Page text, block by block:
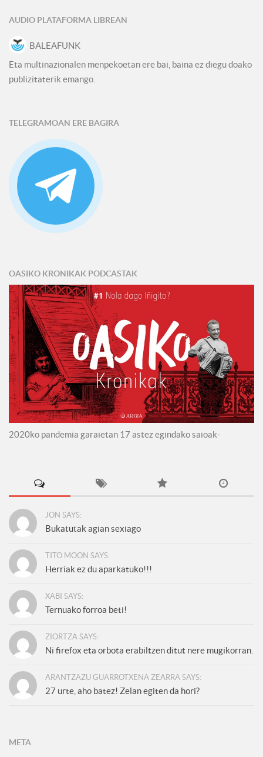
AUDIO PLATAFORMA LIBREAN
BALEAFUNK
Eta multinazionalen menpekoetan ere bai, baina ez diegu doako
publizitaterik emango.
TELEGRAMOAN ERE BAGIRA
OASIKO KRONIKAK PODCASTAK
2020ko pandemia garaietan 17 astez egindako saioak-
JON SAYS:
Bukatutak agian sexiago
TITO MOON SAYS:
Herriak ez du aparkatuko!!!
XABI SAYS:
Ternuako forroa beti!
ZIORTZA SAYS:
Ni firefox eta orbota erabiltzen ditut nere mugikorran.
ARANTZAZU GUARROTXENA ZEARRA SAYS:
27 urte, aho batez! Zelan egiten da hori?
META